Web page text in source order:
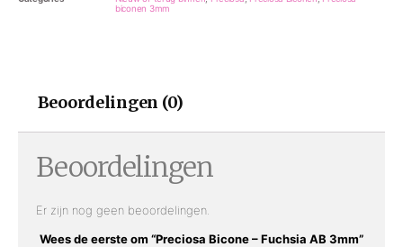
biconen 3mm
Beoordelingen (0)
Beoordelingen
Er zijn nog geen beoordelingen.
Wees de eerste om “Preciosa Bicone – Fuchsia AB 3mm”